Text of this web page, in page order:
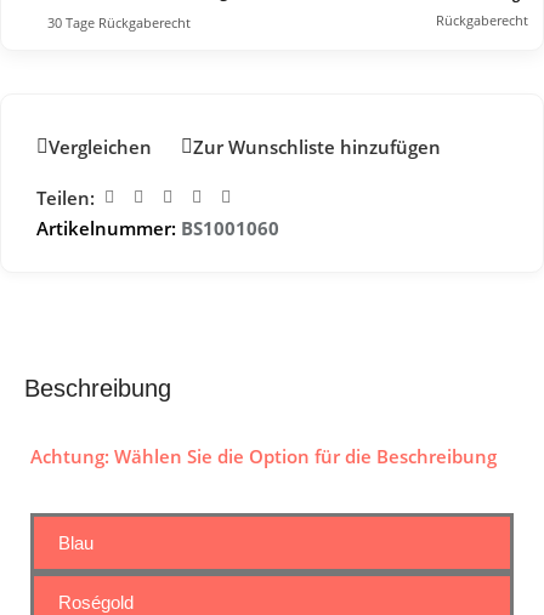
30 Tage Rückgaberecht
Rückgaberecht
Vergleichen Zur Wunschliste hinzufügen
Teilen:
Artikelnummer: BS1001060
Beschreibung
Achtung: Wählen Sie die Option für die Beschreibung
Blau
Roségold